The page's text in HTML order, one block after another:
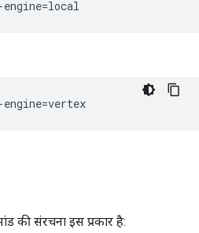
की संरचना इस प्रकार है: